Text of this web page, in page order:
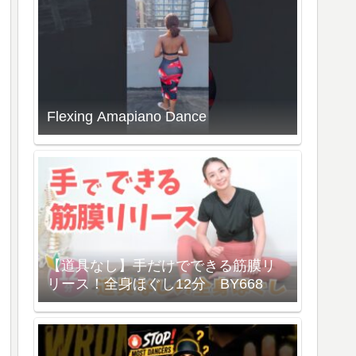
Flexing Amapiano Dance
【道具なし】手だけでできる筋膜リ
リース！全身ほぐし12分 BY668